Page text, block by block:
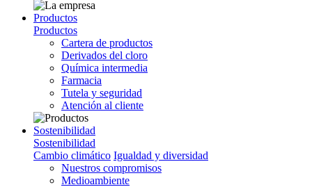
Productos
Productos
Cartera de productos
Derivados del cloro
Química intermedia
Farmacia
Tutela y seguridad
Atención al cliente
Sostenibilidad
Sostenibilidad
Cambio climático Igualdad y diversidad
Nuestros compromisos
Medioambiente